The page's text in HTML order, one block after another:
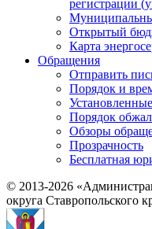
регистрации
Открытый
Карта
Обращения
Отправить
Порядок и
Порядок
Обзоры
Прозрачность
Бесплатная
© 2013-2026
округа Ставропольского